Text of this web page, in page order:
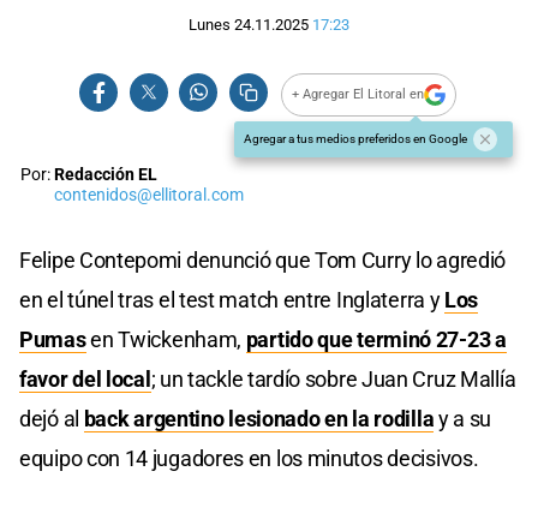
Lunes 24.11.2025 17:23
+ Agregar El Litoral en
Agregar a tus medios preferidos en Google
Por:Redacción EL
contenidos@ellitoral.com
Felipe Contepomi denunció que Tom Curry lo agredió
en el túnel tras el test match entre Inglaterra yLos
Pumasen Twickenham, partido que terminó 27-23 a
favor del local; un tackle tardío sobre Juan Cruz Mallía
dejó al back argentino lesionado en la rodillay a su
equipo con 14 jugadores en los minutos decisivos.